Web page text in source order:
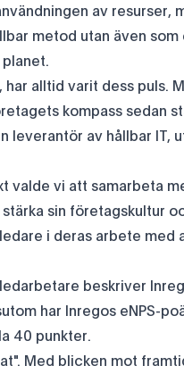
av resurser,
metod utan även som
alltid varit dess puls.
kompass sedan
av hållbar IT,
valde vi att samarbeta
sin företagskultur
i deras arbete med
beskriver
har Inregos eNPS-
40 punkter.
Med blicken mot